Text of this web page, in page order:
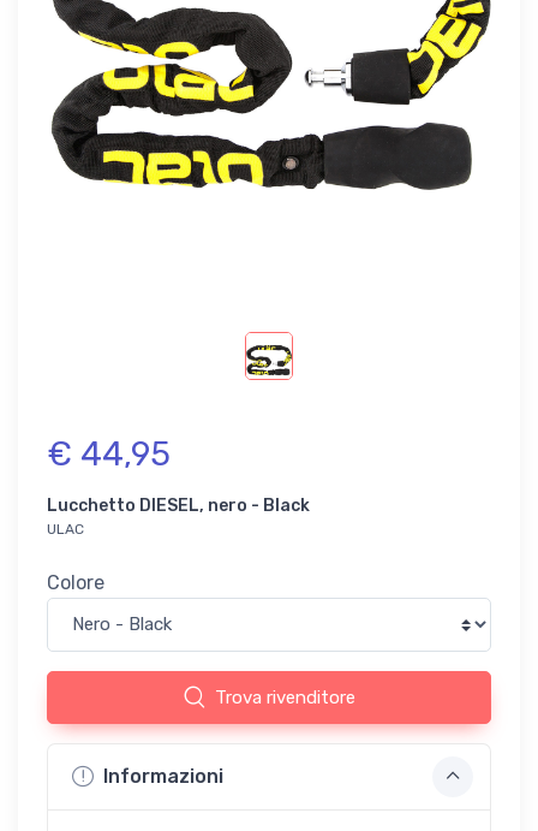
€ 44,95
Lucchetto DIESEL, nero - Black
ULAC
Colore
Trova rivenditore
Informazioni